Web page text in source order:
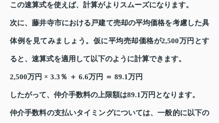
この速算式を使えば、計算がよりスムーズになります。
次に、藤井寺市における戸建て売却の平均価格を考慮した具
体例を見てみましょう。仮に平均売却価格が2,500万円とす
ると、速算式を適用して以下のように計算できます。
2,500万円 × 3.3％ ＋ 6.6万円 ＝ 89.1万円
したがって、仲介手数料の上限額は89.1万円となります。
仲介手数料の支払いタイミングについては、一般的に以下の